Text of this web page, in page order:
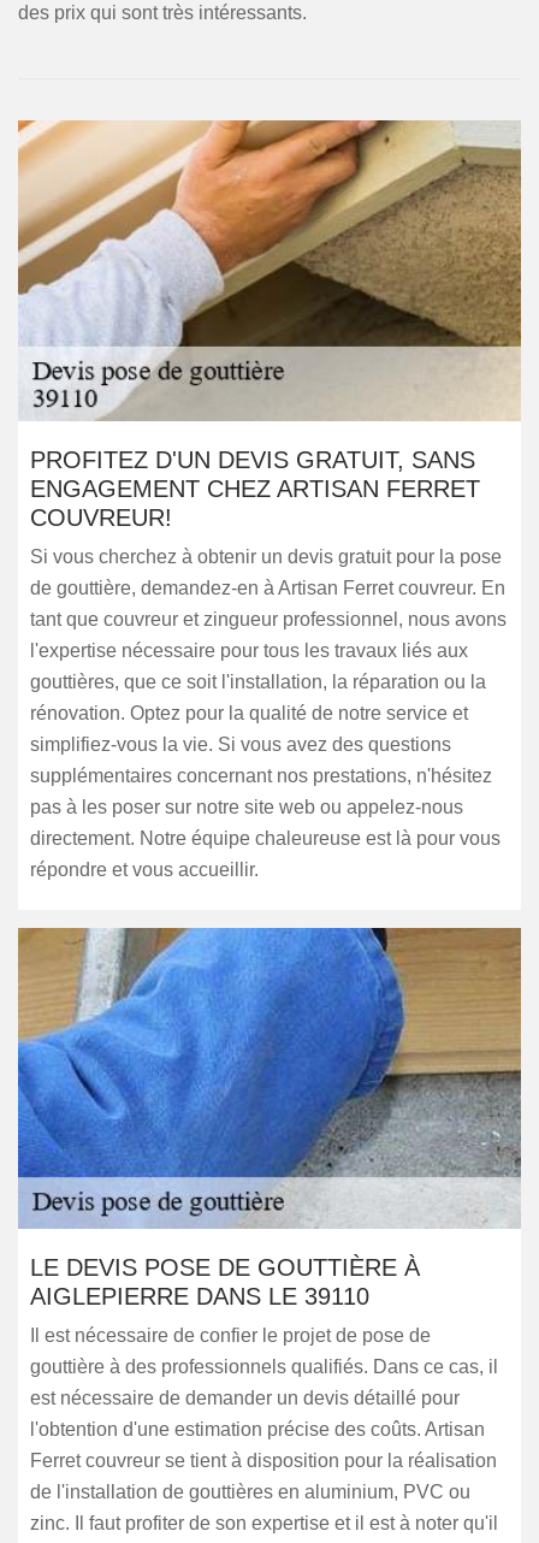
des prix qui sont très intéressants.
PROFITEZ D'UN DEVIS GRATUIT, SANS
ENGAGEMENT CHEZ ARTISAN FERRET
COUVREUR!
Si vous cherchez à obtenir un devis gratuit pour la pose
de gouttière, demandez-en à Artisan Ferret couvreur. En
tant que couvreur et zingueur professionnel, nous avons
l'expertise nécessaire pour tous les travaux liés aux
gouttières, que ce soit l'installation, la réparation ou la
rénovation. Optez pour la qualité de notre service et
simplifiez-vous la vie. Si vous avez des questions
supplémentaires concernant nos prestations, n'hésitez
pas à les poser sur notre site web ou appelez-nous
directement. Notre équipe chaleureuse est là pour vous
répondre et vous accueillir.
LE DEVIS POSE DE GOUTTIÈRE À
AIGLEPIERRE DANS LE 39110
Il est nécessaire de confier le projet de pose de
gouttière à des professionnels qualifiés. Dans ce cas, il
est nécessaire de demander un devis détaillé pour
l'obtention d'une estimation précise des coûts. Artisan
Ferret couvreur se tient à disposition pour la réalisation
de l'installation de gouttières en aluminium, PVC ou
zinc. Il faut profiter de son expertise et il est à noter qu'il